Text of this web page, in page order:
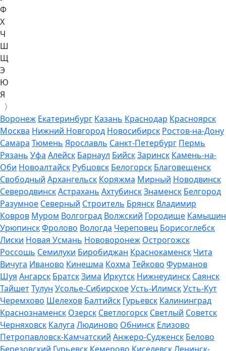
Ф
Х
Ч
Ш
Щ
Э
Ю
Я
〉
Воронеж Екатеринбург Казань Краснодар Красноярск
Москва Нижний Новгород Новосибирск Ростов-на-Дону
Самара Тюмень Ярославль Санкт-Петербург Пермь
Рязань Уфа Алейск Барнаул БийскЗаринск Камень-на-
Оби Новоалтайск Рубцовск Белогорск Благовещенск
Свободный Архангельск Коряжма Мирный Новодвинск
СеверодвинскАстрахань АхтубинскЗнаменск Белгород
Разумное Северный Строитель Брянск Владимир
Ковров Муром Волгоград Волжский Городище Камышин
УрюпинскФролово Вологда Череповец Борисоглебск
Лиски Новая Усмань Нововоронеж Острогожск
Россошь Семилуки Биробиджан Краснокаменск Чита
Вичуга Иваново Кинешма Кохма Тейково Фурманов
Шуя Ангарск БратскЗима Иркутск Нижнеудинск Саянск
ТайшетТулун Усолье-СибирскоеУсть-ИлимскУсть-Кут
Черемхово Шелехов Балтийск Гурьевск Калининград
Краснознаменск Озерск Светлогорск Светлый Советск
Черняховск Калуга Людиново Обнинск Елизово
Петропавловск-Камчатский Анжеро-Судженск Белово